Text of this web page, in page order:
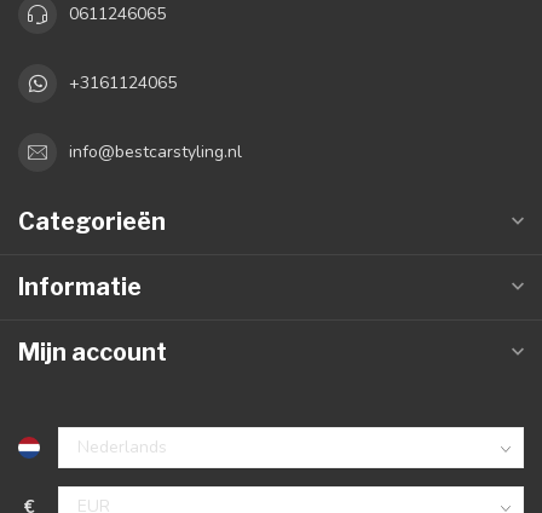
0611246065
+3161124065
info@bestcarstyling.nl
Categorieën
Informatie
Mijn account
€